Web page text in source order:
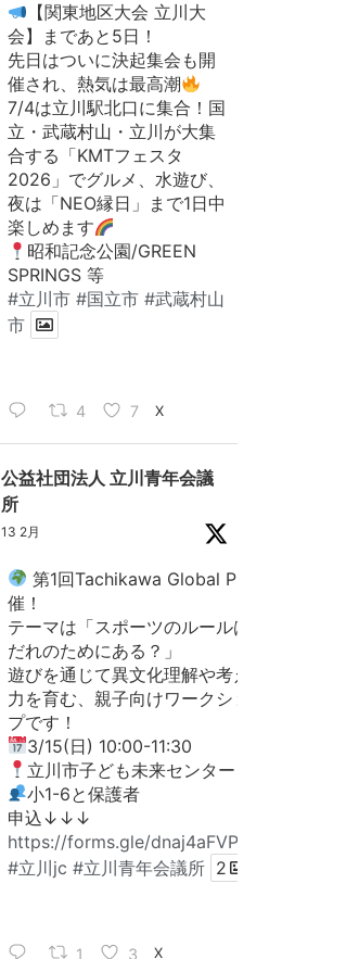
【関東地区大会 立川大
会】まであと5日！
先日はついに決起集会も開
催され、熱気は最高潮
7/4は立川駅北口に集合！国
立・武蔵村山・立川が大集
合する「KMTフェスタ
2026」でグルメ、水遊び、
夜は「NEO縁日」まで1日中
楽しめます
昭和記念公園/GREEN
SPRINGS 等
#立川市 #国立市 #武蔵村山
市
4 7 X
公益社団法人 立川青年会議
所
13 2月
第1回Tachikawa Global Play開
催！
テーマは「スポーツのルールは、
だれのためにある？」
遊びを通じて異文化理解や考える
力を育む、親子向けワークショッ
プです！
3/15(日) 10:00-11:30
立川市子ども未来センター
小1-6と保護者
申込↓↓↓
https://forms.gle/dnaj4aFVPa9Z1KkD6
#立川jc #立川青年会議所 2
1 3 X